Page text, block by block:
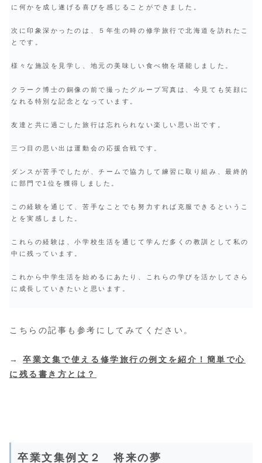
に何かを成し遂げる喜びを感じることができました。
次に印象深かったのは、５年生の時の修学旅行で北海道を訪れたこ
とです。
様々な施設を見学し、地元の美味しい食べ物を堪能しました。
クラーク博士の銅像の前で撮ったグループ写真は、今見ても笑顔に
なれる特別な記念となっています。
友達と共に過ごした旅行は忘れられない楽しい思い出です。
三つ目の思い出は運動会の応援合戦です。
ダンスが苦手でしたが、チームで協力して練習に取り組み、最終的
に部門で1位を獲得しました。
この経験を通じて、苦手なことでも努力すれば克服できるというこ
とを実感しました。
これらの経験は、小学校生活を通じて学んだ多くの教訓として私の
中に残っています。
これから中学生活を始めるにあたり、これらの学びを活かしてさら
に成長していきたいと思います。
こちらの記事も参考にしてみてください。
→卒業文集で使える修学旅行の例文を紹介！簡単で心
に残る書き方とは？
卒業文集例文２ 将来の夢